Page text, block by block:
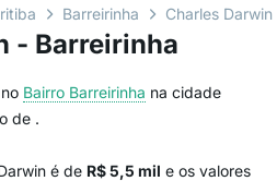
Barreirinha Charles Darwin
- Barreirinha
Bairro Barreirinha na cidade
de .
é de R$ 5,5 mil e os valores